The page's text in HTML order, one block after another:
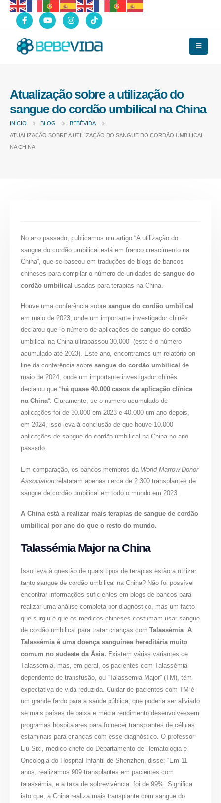
Atualização sobre a utilização do
sangue do cordão umbilical na China
INÍCIO BLOG
BEBÉVIDA
ATUALIZAÇÃO SOBRE A UTILIZAÇÃO DO SANGUE DO CORDÃO UMBILICAL
NA CHINA
No ano passado, publicamos um artigo “A utilização do
sangue do cordão umbilical está em franco crescimento na
China”, que se baseou em traduções de blogs de bancos
chineses para compilar o número de unidades desangue do
cordão umbilical usadas para terapias na China.
Houve uma conferência sobresangue do cordão umbilical
em maio de 2023, onde um importante investigador chinês
declarou que “o número de aplicações de sangue do cordão
umbilical na China ultrapassou 30.000” (este é o número
acumulado até 2023). Este ano, encontramos um relatório on-
line da conferência sobresangue do cordão umbilical de
maio de 2024, onde um importante investigador chinês
declarou que “há quase 40.000 casos de aplicação clínica
na China“. Claramente, se o número acumulado de
aplicações foi de 30.000 em 2023 e 40.000 um ano depois,
em 2024, isso leva à conclusão de que houve 10.000
aplicações de sangue do cordão umbilical na China no ano
passado.
Em comparação, os bancos membros da World Marrow Donor
Association relataram apenas cerca de 2.300 transplantes de
sangue de cordão umbilical em todo o mundo em 2023.
A China está a realizar mais terapias de sangue de cordão
umbilical por ano do que o resto do mundo.
Talassémia Major na China
Isso leva à questão de quais tipos de terapias estão a utilizar
tanto sangue de cordão umbilical na China? Não foi possível
encontrar informações suficientes em blogs de bancos para
realizar uma análise completa por diagnóstico, mas um facto
que surgiu é que os médicos chineses costumam usar sangue
de cordão umbilical para tratar crianças comTalassémia .A
Talassémia é uma doença sanguínea hereditária muito
comum no sudeste da Ásia. Existem várias variantes de
Talassémia, mas, em geral, os pacientes com Talassémia
dependente de transfusão, ou “Talassemia Major” (TM), têm
expectativa de vida reduzida. Cuidar de pacientes com TM é
um grande fardo para a saúde pública, que poderia ser aliviado
se mais países de baixa e média rendimento desenvolvessem
programas hospitalares para fornecer transplantes de células
estaminais para crianças com esse diagnóstico. O professor
Liu Sixi, médico chefe do Departamento de Hematologia e
Oncologia do Hospital Infantil de Shenzhen, disse: “Em 11
anos, realizamos 909 transplantes em pacientes com
talassémia, e a taxa de sobrevivência foi de 99%. Significa
isto que, a China realiza mais transplante com sangue do